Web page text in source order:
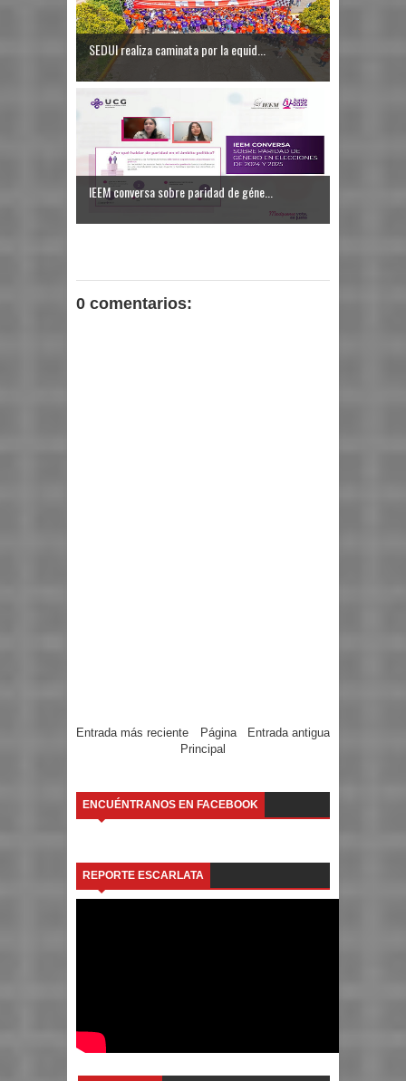
SEDUI realiza caminata por la equid...
IEEM conversa sobre paridad de géne...
0 comentarios:
Entrada más reciente Entrada antigua
Página
Principal
ENCUÉNTRANOS EN FACEBOOK
REPORTE ESCARLATA